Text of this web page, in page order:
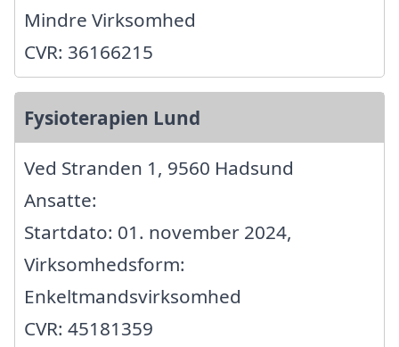
Mindre Virksomhed
CVR: 36166215
Fysioterapien Lund
Ved Stranden 1, 9560 Hadsund
Ansatte:
Startdato: 01. november 2024,
Virksomhedsform:
Enkeltmandsvirksomhed
CVR: 45181359